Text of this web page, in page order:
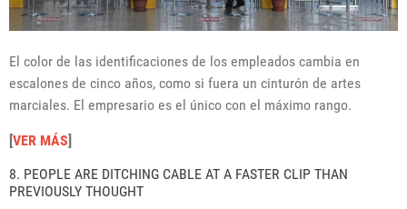
El color de las identificaciones de los empleados cambia en
escalones de cinco años, como si fuera un cinturón de artes
marciales. El empresario es el único con el máximo rango.
[VER MÁS]
8. PEOPLE ARE DITCHING CABLE AT A FASTER CLIP THAN
PREVIOUSLY THOUGHT